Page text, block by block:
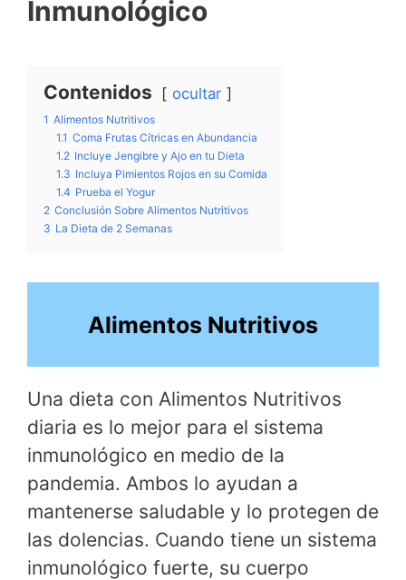
Inmunológico
Contenidos ocultar
1 Alimentos Nutritivos
1.1 Coma Frutas Cítricas en Abundancia
1.2 Incluye Jengibre y Ajo en tu Dieta
1.3 Incluya Pimientos Rojos en su Comida
1.4 Prueba el Yogur
2 Conclusión Sobre Alimentos Nutritivos
3 La Dieta de 2 Semanas
Alimentos Nutritivos
Una dieta con Alimentos Nutritivos
diaria es lo mejor para el sistema
inmunológico en medio de la
pandemia. Ambos lo ayudan a
mantenerse saludable y lo protegen de
las dolencias. Cuando tiene un sistema
inmunológico fuerte, su cuerpo